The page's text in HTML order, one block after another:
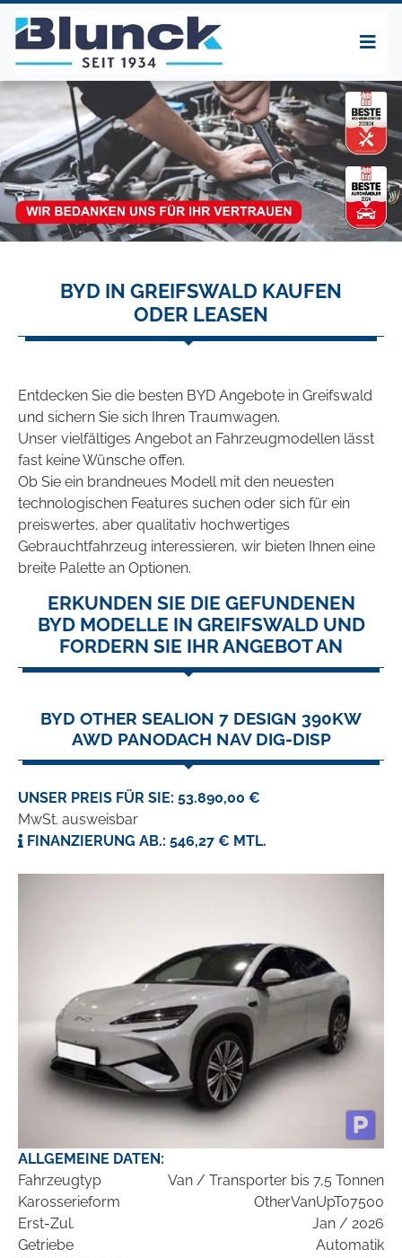
BYD IN GREIFSWALD KAUFEN
ODER LEASEN
Entdecken Sie die besten BYD Angebote in Greifswald
und sichern Sie sich Ihren Traumwagen.
Unser vielfältiges Angebot an Fahrzeugmodellen lässt
fast keine Wünsche offen.
Ob Sie ein brandneues Modell mit den neuesten
technologischen Features suchen oder sich für ein
preiswertes, aber qualitativ hochwertiges
Gebrauchtfahrzeug interessieren, wir bieten Ihnen eine
breite Palette an Optionen.
ERKUNDEN SIE DIE GEFUNDENEN
BYD MODELLE IN GREIFSWALD UND
FORDERN SIE IHR ANGEBOT AN
BYD OTHER SEALION 7 DESIGN 390KW
AWD PANODACH NAV DIG-DISP
UNSER PREIS FÜR SIE: 53.890,00 €
MwSt. ausweisbar
FINANZIERUNG AB.: 546,27 € MTL.
ALLGEMEINE DATEN:
Fahrzeugtyp
Van / Transporter bis 7,5 Tonnen
Karosserieform
OtherVanUpTo7500
Erst-Zul.
Jan / 2026
Getriebe
Automatik